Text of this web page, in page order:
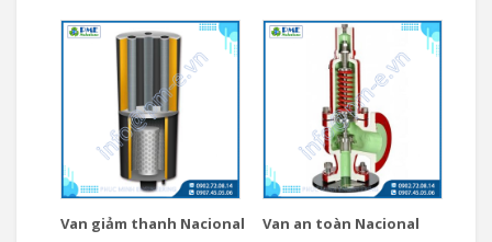
Van giảm thanh Nacional
Van an toàn Nacional